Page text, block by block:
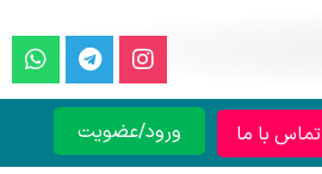
تماس با ما ورود/عضویت